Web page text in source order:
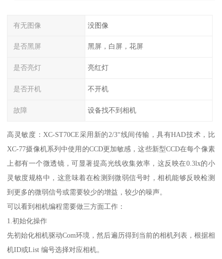
有无图像 没图像
是否黑屏 黑屏，白屏，花屏
是否亮灯 亮红灯
是否开机 不开机
故障 设备找不到相机
高灵敏度：XC-ST70CE采用新的2/3“线间传输，具有HAD技术，比
XC-77摄像机系列中使用的CCD更加敏感，这些新型CCD在每个像素
上都有一个微透镜，可显著提高光线收集效率，这反映在0.3lx的小
灵敏度规格中，这意味着在检测到微弱信号时，相机能够反映检测
到更多的微弱信号或需要较少的增益，较少的噪声。
可以看到相机编程需要做三方面工作：
1.初始化操作
先初始化相机驱动Com环境，然后遍历得到当前的相机列表，根据相
机ID或List 编号选择对应相机。